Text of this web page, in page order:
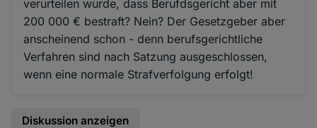
verurteilen wurde, dass Berufdsgericht aber mit
200 000 € bestraft? Nein? Der Gesetzgeber aber
anscheinend schon - denn berufsgerichtliche
Verfahren sind nach Satzung ausgeschlossen,
wenn eine normale Strafverfolgung erfolgt!
Diskussion anzeigen